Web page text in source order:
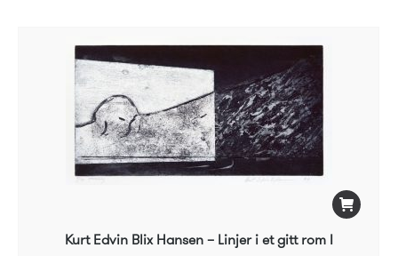
Kurt Edvin Blix Hansen – Linjer i et gitt rom I